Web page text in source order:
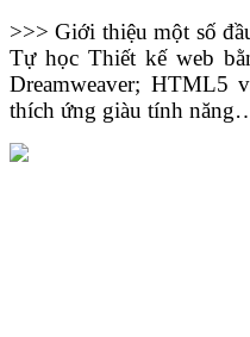
>>> Giới thiệu một số
Tự học Thiết kế web
Dreamweaver; HTML5
thích ứng giàu tính